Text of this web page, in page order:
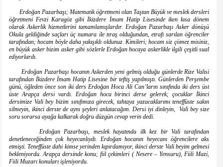
Erdoğan Pazarbaşı; Matematik öğretmeni olan Taştan Büyük ve meslek dersleri
öğretmeni Fevzi Karagöz gibi İkizdere İmam Hatip Lisesinde iken kısa dönem
olarak Askerlik hizmetlerini tamamlamışlardır. Erdoğan Pazarbaşı Asker dönüşü
Okula geldiğinde saçları üç numara ile tıraş olduğundan, etrafı sarılan öğrenciler
tarafından; hocam böyle daha yakışıklı oldunuz. Kimileri; hocam siz çömez misiniz,
en büyük asker bizim asker gibi sözlerle Erdoğan hocaya askerlikle ilgili çeşitli sual
ediyorlardı.
Erdoğan Pazarbaşı hocanın Askerden yeni gelmiş olduğu günlerde Rize Valisi
tarafından İkizdere İmam Hatip Lisesine bir teftiş yapılmıştı. Günlerden Perşembe
günü, öğleden önce son iki ders Erdoğan Hoca Ali Can’ların sınıfında iki ders üst
üste Arapça dersi vardı. Erdoğan hoca birinci derse gelerek; çocuklar İkinci
dersimize Vali bey bizim sınıfımıza girecek, tahtaya yazacaklarımı teneffüste sakın
silmeyin, ikinci derste de aynı şeyleri anlatacağım. Dersi iyi dinleyin, Vali bey size
soru sorarsa ayağa kalkarak doğru düzgün cevap verin dedi.
Erdoğan Pazarbaşı, meslek hayatında ilk kez bir Vali tarafından
denetleneceğinden çok heyecanlıydı. Erdoğan hocanın heyecanı öğrencilere aks
etmişti. Teneffüste dahi kimse yerinden kıpırdamıyor, ikinci derste Vali beyim gelmesi
bekleniyordu. Arapça dersinde konu; fiil çekimleri ( Nesere – Yensuru), Fiili Mazi,
Fiili Muzarı konuları işleniyordu.